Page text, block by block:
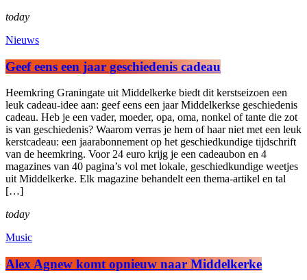
today
Nieuws
Geef eens een jaar geschiedenis cadeau
Heemkring Graningate uit Middelkerke biedt dit kerstseizoen een
leuk cadeau-idee aan: geef eens een jaar Middelkerkse geschiedenis
cadeau. Heb je een vader, moeder, opa, oma, nonkel of tante die zot
is van geschiedenis? Waarom verras je hem of haar niet met een leuk
kerstcadeau: een jaarabonnement op het geschiedkundige tijdschrift
van de heemkring. Voor 24 euro krijg je een cadeaubon en 4
magazines van 40 pagina’s vol met lokale, geschiedkundige weetjes
uit Middelkerke. Elk magazine behandelt een thema-artikel en tal
[…]
today
Music
Alex Agnew komt opnieuw naar Middelkerke